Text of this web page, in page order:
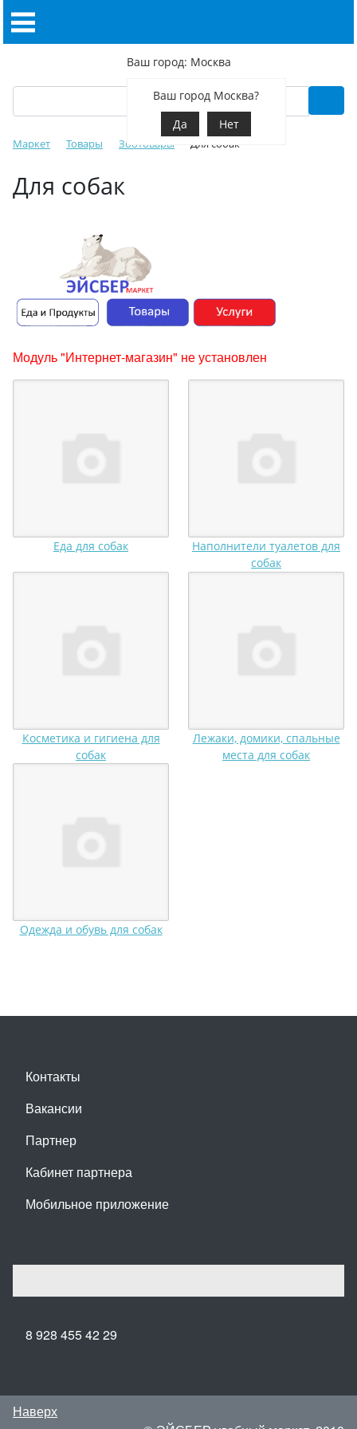
Ваш город: Москва
Ваш город Москва?
Да
Нет
Маркет Товары Зоотовары Для собак
Для собак
Модуль "Интернет-магазин" не установлен
Еда для собак
Наполнители туалетов для
собак
Косметика и гигиена для
собак
Лежаки, домики, спальные
места для собак
Одежда и обувь для собак
Контакты
Вакансии
Партнер
Кабинет партнера
Мобильное приложение
8 928 455 42 29
Наверх